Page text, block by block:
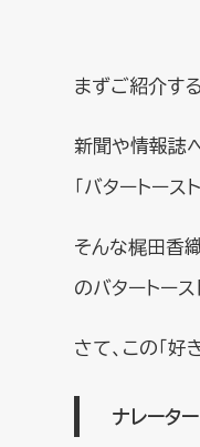
まずご紹介す
新聞や情報誌
「バタートー
そんな梶田香
のバタートー
さて、この「好
ナレータ